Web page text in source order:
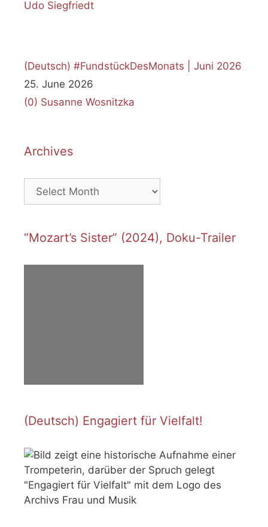
(Deutsch) #FundstückDesMonats | Juni 2026
25. June 2026
(0) Susanne Wosnitzka
Archives
Archives
“Mozart’s Sister” (2024), Doku-Trailer
(Deutsch) Engagiert für Vielfalt!